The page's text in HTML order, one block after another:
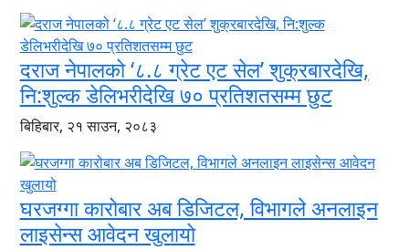
दराज नेपालको ‘८.८ ग्रेट एट सेल’ शुक्रबारदेखि,
नि:शुल्क डेलिभरीदेखि ७० प्रतिशतसम्म छुट
बिहिबार, २१ साउन, २०८३
घरजग्गा कारोबार अब डिजिटल, विभागले अनलाइन
लाइसेन्स आवेदन खुलायो